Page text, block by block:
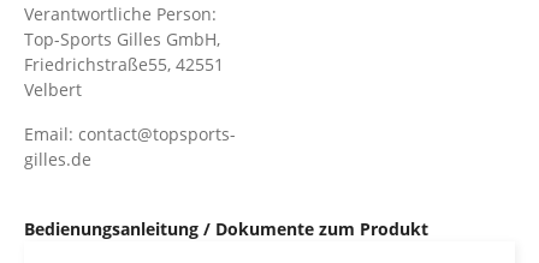
Verantwortliche Person:
Top-Sports Gilles GmbH,
Friedrichstraße55, 42551
Velbert
Email: contact@topsports-
gilles.de
Bedienungsanleitung / Dokumente zum Produkt